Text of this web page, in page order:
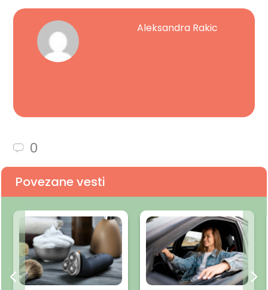
Aleksandra Rakic
0
Povezane vesti